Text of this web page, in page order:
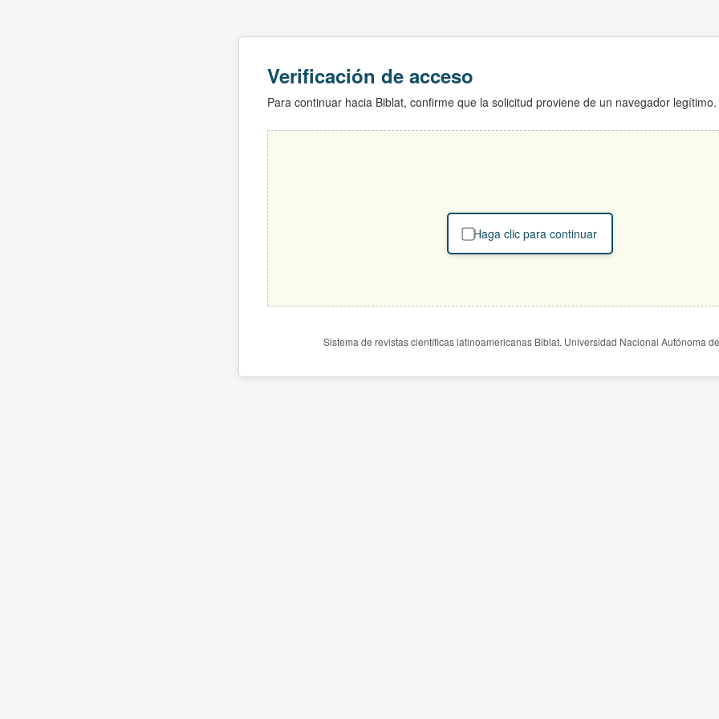
Verificación de acceso
Para continuar hacia Biblat, confirme que la solicitud proviene de un navegador legítimo.
Haga clic para continuar
Sistema de revistas científicas latinoamericanas Biblat. Universidad Nacional Autónoma